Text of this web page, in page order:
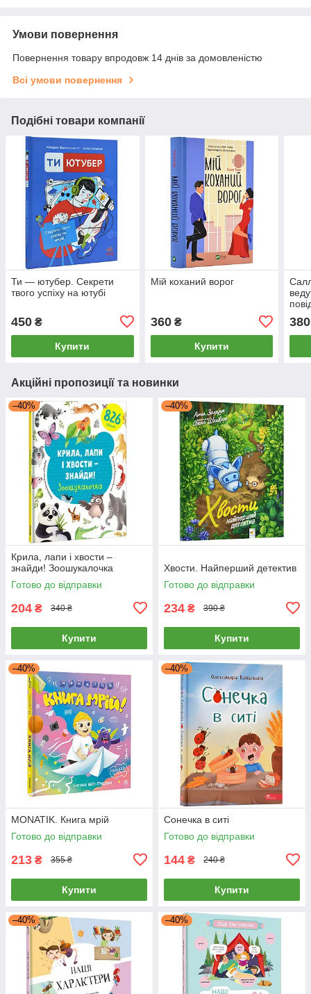
Умови повернення
Повернення товару впродовж 14 днів за домовленістю
Всі умови повернення
Подібні товари компанії
Ти — ютубер. Секрети
твого успіху на ютубі
450 ₴
Купити
Мій коханий ворог
360₴
Купити
380
Акційні пропозиції та новинки
–40%
Крила, лапи і хвости –
знайди! Зоошукалочка
Готово до відправки
204 ₴ 340 ₴
Купити
–40%
Хвости. Найперший детектив
Готово до відправки
234 ₴ 390 ₴
Купити
–40%
MONATIK. Книга мрій
Готово до відправки
213 ₴ 355 ₴
Купити
–40%
Сонечка в ситі
Готово до відправки
144 ₴ 240 ₴
Купити
–40% –40%